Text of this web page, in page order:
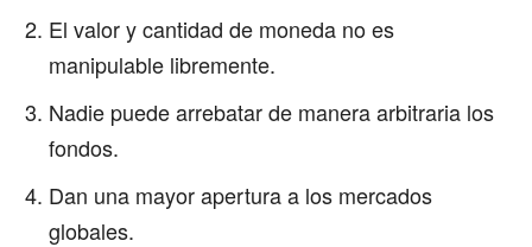
El valor y cantidad de moneda no es
manipulable libremente.
Nadie puede arrebatar de manera arbitraria los
fondos.
Dan una mayor apertura a los mercados
globales.